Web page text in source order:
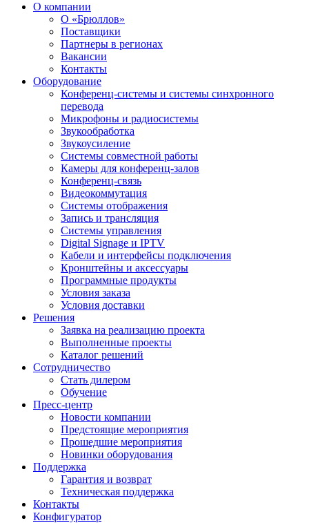
О компании
О «Брюллов»
Поставщики
Партнеры в регионах
Вакансии
Контакты
Оборудование
Конференц-системы и системы синхронного
перевода
Микрофоны и радиосистемы
Звукообработка
Звукоусиление
Системы совместной работы
Камеры для конференц-залов
Конференц-связь
Видеокоммутация
Системы отображения
Запись и трансляция
Системы управления
Digital Signage и IPTV
Кабели и интерфейсы подключения
Кронштейны и аксессуары
Программные продукты
Условия заказа
Условия доставки
Решения
Заявка на реализацию проекта
Выполненные проекты
Каталог решений
Сотрудничество
Стать дилером
Обучение
Пресс-центр
Новости компании
Предстоящие мероприятия
Прошедшие мероприятия
Новинки оборудования
Поддержка
Гарантия и возврат
Техническая поддержка
Контакты
Конфигуратор